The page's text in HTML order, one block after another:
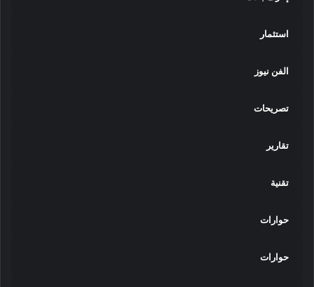
استثمار
الفن نيوز
تصريحات
تقارير
تقنية
حوارات
حوارات